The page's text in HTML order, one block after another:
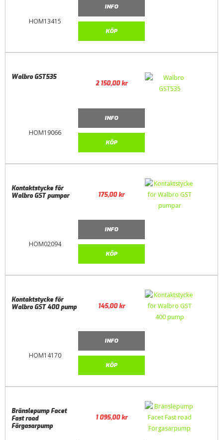
HOM13415
INFO
KÖP
HOM19066
Walbro GST535
2 150,00kr
INFO
KÖP
HOM02094
Kontaktstycke för
Walbro GST pumpar
175,00kr
INFO
KÖP
HOM14170
Kontaktstycke för
Walbro GST 400 pump
145,00kr
INFO
KÖP
Bränslepump Facet
Fast road
Förgasarpump
1 095,00kr